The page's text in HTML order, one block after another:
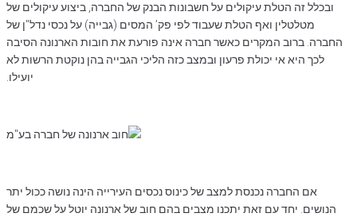
ובכלל זה הטלת עיקולים על חשבונות הבנק של החברה, ביצוע עיקולים של
מטלטלין ואף הטלת שעבוד לפי פק’ המסים (גבייה) על נכסי נדל"ן של
החברה. ברוב המקרים כאשר חברה אינה פורעת את חובות הארנונה הסיבה
לכך היא אי יכולת פרעון ובמצב כזה הליכי הגבייה בהן נוקטת הרשות לא
יועילו.
אם החברה נכנסת למצב של כינוס נכסים העירייה הינה נושה ככול יתר
הנושים. יחד עם זאת יתכנו מצבים בהם חוב של ארנונה יוטל על שכמם של